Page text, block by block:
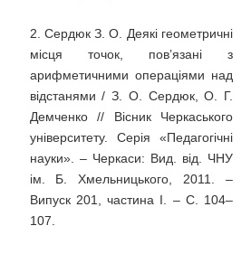
2. Сердюк З. О. Деякі геометричні
місця точок, пов’язані з
арифметичними операціями над
відстанями / З. О. Сердюк, О. Г.
Демченко // Вісник Черкаського
університету. Серія «Педагогічні
науки». – Черкаси: Вид. від. ЧНУ
ім. Б. Хмельницького, 2011. –
Випуск 201, частина I. – С. 104–
107.